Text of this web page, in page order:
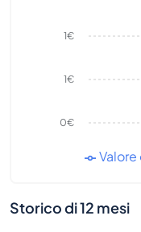
0€
1€
1€
Storico di 12 mesi